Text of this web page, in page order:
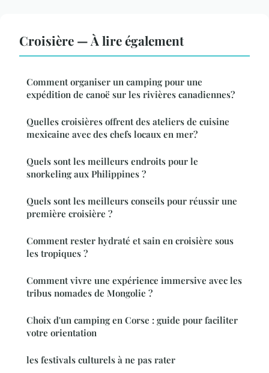
Croisière — À lire également
Comment organiser un camping pour une
expédition de canoë sur les rivières canadiennes?
Quelles croisières offrent des ateliers de cuisine
mexicaine avec des chefs locaux en mer?
Quels sont les meilleurs endroits pour le
snorkeling aux Philippines ?
Quels sont les meilleurs conseils pour réussir une
première croisière ?
Comment rester hydraté et sain en croisière sous
les tropiques ?
Comment vivre une expérience immersive avec les
tribus nomades de Mongolie ?
Choix d'un camping en Corse : guide pour faciliter
votre orientation
les festivals culturels à ne pas rater